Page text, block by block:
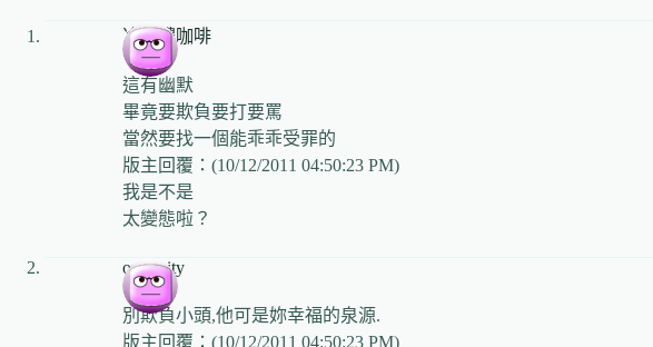
冷情濃咖啡
這有幽默
畢竟要欺負要打要罵
當然要找一個能乖乖受罪的
版主回覆：(10/12/2011 04:50:23 PM)
我是不是
太變態啦？
orioncity
別欺負小頭,他可是妳幸福的泉源.
版主回覆：(10/12/2011 04:50:23 PM)